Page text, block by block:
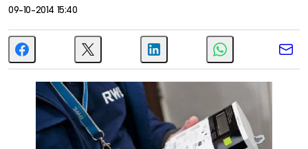
09-10-2014 15:40